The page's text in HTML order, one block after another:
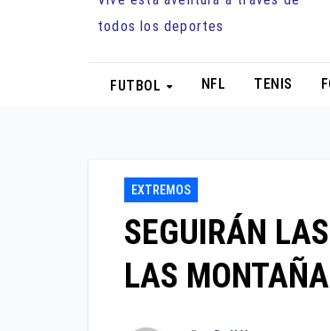
todos los deportes
FUTBOL NFL TENIS
EXTREMOS
SEGUIRÁN
LAS